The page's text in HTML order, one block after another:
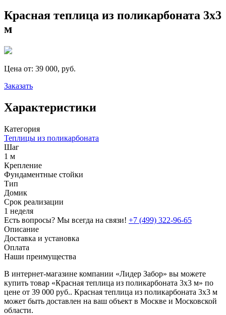
Красная теплица из поликарбоната 3х3
м
Цена от: 39 000, руб.
Заказать
Характеристики
Категория
Теплицы из поликарбоната
Шаг
1 м
Крепление
Фундаментные стойки
Тип
Домик
Срок реализации
1 неделя
Есть вопросы? Мы всегда на связи! +7 (499) 322-96-65
Описание
Доставка и установка
Оплата
Наши преимущества
В интернет-магазине компании «Лидер Забор» вы можете
купить товар «Красная теплица из поликарбоната 3х3 м» по
цене от 39 000 руб.. Красная теплица из поликарбоната 3х3 м
может быть доставлен на ваш объект в Москве и Московской
области.